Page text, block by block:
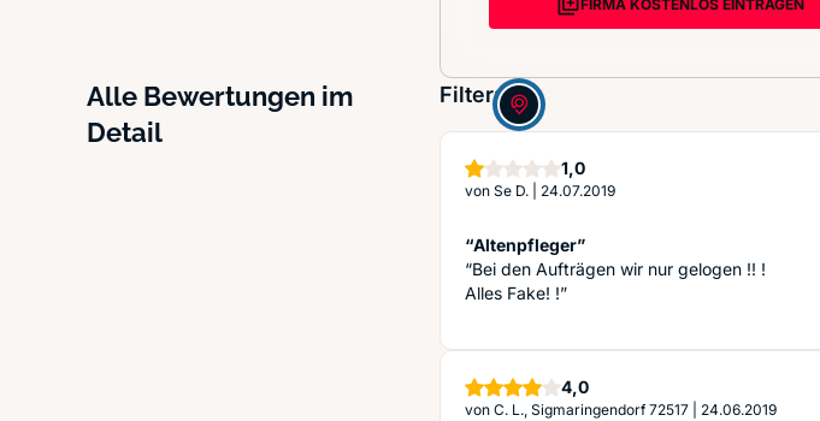
FIRMA KOSTENLOS EINTRAGEN
Alle Bewertungen im
Detail
Filter:
1,0Stern
von Se D. 24.07.2019
“Altenpfleger”
“Bei den Aufträgen wir nur gelogen !! !
Alles Fake! !”
4,0Sterne
von C. L., Sigmaringendorf 72517 24.06.2019